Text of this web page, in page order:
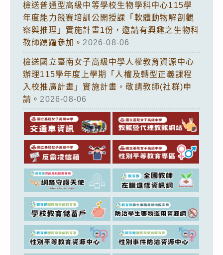
檢送普通型高級中等學校生物學科中心115學
年度能力競賽培訓公開授課「軟體動物解剖觀
察與推理」實施計畫1份，邀請有興趣之生物科
教師踴躍參加。 2026-08-06
檢送國立臺南女子高級中學人權教育資源中心
辦理115學年度上學期「人權及轉型正義課程
入校推廣計畫」實施計畫，敬請教師(社群)申
請。 2026-08-06